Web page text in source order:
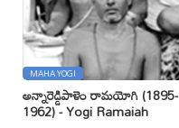
MAHA YOGI
అన్నారెడ్డిపాళెం రామయోగి (1895-
1962) - Yogi Ramaiah